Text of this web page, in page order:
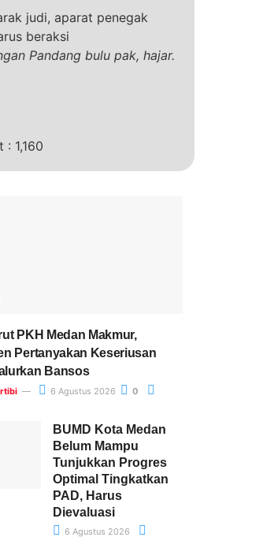
judi, aparat penegak
beraksi
Pandang bulu pak, hajar.
: 1,160
PKH Medan Makmur,
Pertanyakan Keseriusan
Bansos
6 Agustus 2026 0
BUMD Kota Medan
Belum Mampu
Tunjukkan Progres
Optimal Tingkatkan
PAD, Harus
Dievaluasi
6 Agustus 2026